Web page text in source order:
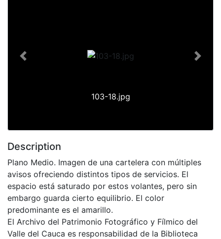
103-18.jpg
Previous Next
Description
Plano Medio. Imagen de una cartelera con múltiples
avisos ofreciendo distintos tipos de servicios. El
espacio está saturado por estos volantes, pero sin
embargo guarda cierto equilibrio. El color
predominante es el amarillo.
El Archivo del Patrimonio Fotográfico y Fílmico del
Valle del Cauca es responsabilidad de la Biblioteca